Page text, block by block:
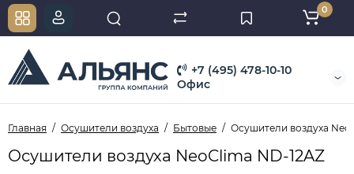
+7 (495) 478-10-10
Офис
0
Главная Осушители воздуха Бытовые Осушители воздуха
Осушители воздуха NeoClima ND-12AZ